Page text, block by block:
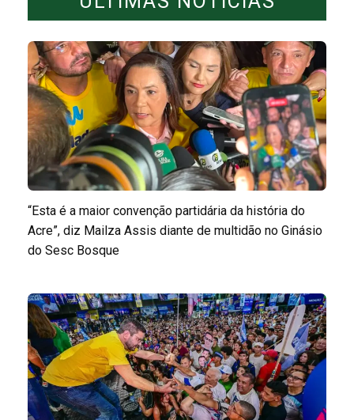
“Esta é a maior convenção partidária da história do
Acre”, diz Mailza Assis diante de multidão no Ginásio
do Sesc Bosque